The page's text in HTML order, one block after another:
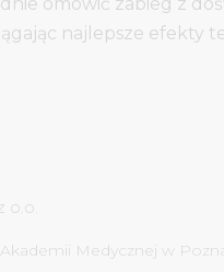
najlepsze efekty
o.o.
Medycznej w